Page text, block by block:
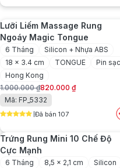
Lưỡi Liếm Massage Rung
Ngoáy Magic Tongue
6 Tháng
Silicon + Nhựa ABS
18 x 3.4 cm
TONGUE
Pin sạc
Hong Kong
1.000.000₫
Giá
gốc
là:
1.000.000 ₫.
820.000 ₫
Giá
hiện
tại
là:
820.000 ₫.
Mã: FP_5332
Đã bán 107
Trứng Rung Mini 10 Chế Độ
Cực Mạnh
6 Tháng 8,5 x 2,1 cm
Silicon